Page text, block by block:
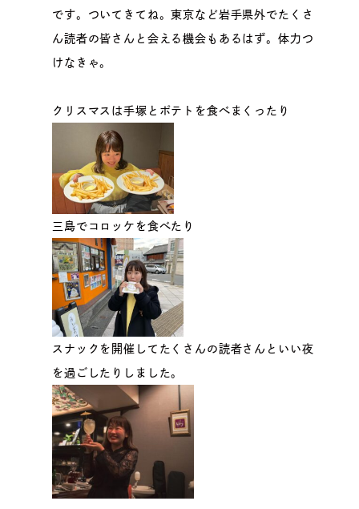
です。ついてきてね。東京など岩手県外でたくさ
ん読者の皆さんと会える機会もあるはず。体力つ
けなきゃ。
クリスマスは手塚とポテトを食べまくったり
三島でコロッケを食べたり
スナックを開催してたくさんの読者さんといい夜
を過ごしたりしました。